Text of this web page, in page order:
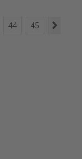
44 45 46